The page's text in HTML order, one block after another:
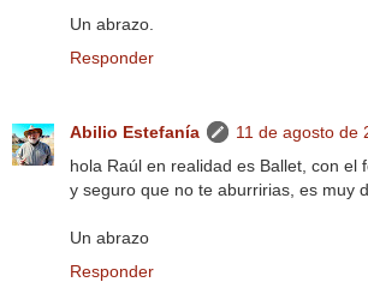
Un abrazo.
Responder
Abilio Estefanía
11 de agosto de
hola Raúl en realidad es Ballet, con el
y seguro que no te aburririas, es muy
Un abrazo
Responder